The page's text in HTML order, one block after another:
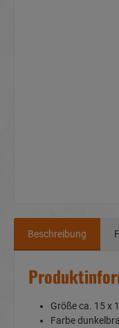
Beschreibung
Größe ca. 15 x
Farbe